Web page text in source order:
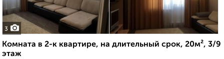
3
Комната в 2-к квартире, на длительный срок, 20м², 3/9
этаж